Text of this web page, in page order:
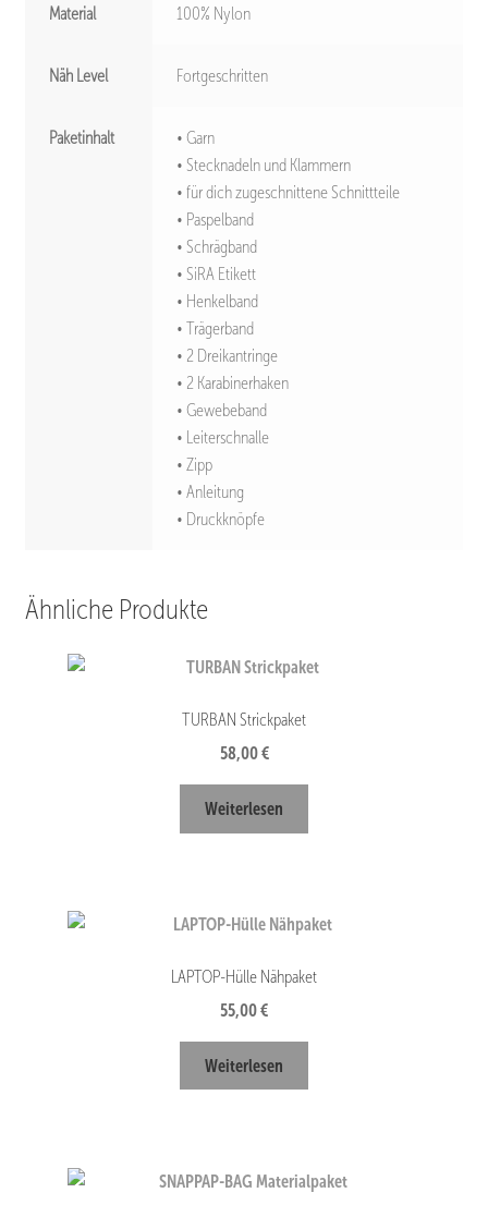
Material 100% Nylon
Näh Level Fortgeschritten
Paketinhalt
• Garn
• Stecknadeln und Klammern
• für dich zugeschnittene Schnittteile
• Paspelband
• Schrägband
• SiRA Etikett
• Henkelband
• Trägerband
• 2 Dreikantringe
• 2 Karabinerhaken
• Gewebeband
• Leiterschnalle
• Zipp
• Anleitung
• Druckknöpfe
Ähnliche Produkte
TURBAN Strickpaket
58,00€
Weiterlesen
LAPTOP-Hülle Nähpaket
55,00€
Weiterlesen